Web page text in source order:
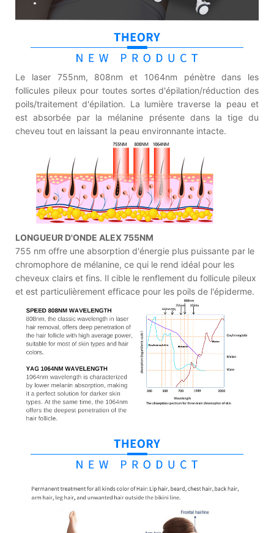
Le laser 755nm, 808nm et 1064nm pénètre dans les
follicules pileux pour toutes sortes d'épilation/réduction des
poils/traitement d'épilation. La lumière traverse la peau et
est absorbée par la mélanine présente dans la tige du
cheveu tout en laissant la peau environnante intacte.
LONGUEUR D'ONDE ALEX 755NM
755 nm offre une absorption d'énergie plus puissante par le
chromophore de mélanine, ce qui le rend idéal pour les
cheveux clairs et fins. Il cible le renflement du follicule pileux
et est particulièrement efficace pour les poils de l'épiderme.